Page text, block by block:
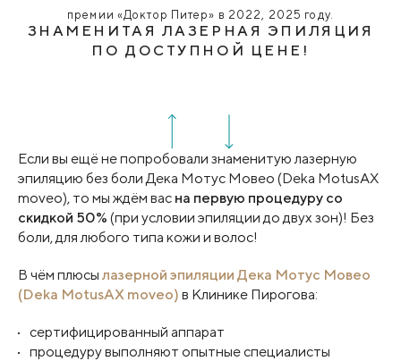
ЗНАМЕНИТАЯ ЛАЗЕРНАЯ ЭПИЛЯЦИЯ
ПО ДОСТУПНОЙ ЦЕНЕ!
премии «Доктор Питер» в 2022, 2025 году.
Если вы ещё не попробовали знаменитую лазерную
эпиляцию без боли Дека Мотус Мовео (Deka MotusAX
moveo), то мы ждём вас на первую процедуру со
скидкой 50% (при условии эпиляции до двух зон)! Без
боли, для любого типа кожи и волос!
В чём плюсы лазерной эпиляции Дека Мотус Мовео
(Deka MotusAX moveo) в Клинике Пирогова:
сертифицированный аппарат
процедуру выполняют опытные специалисты